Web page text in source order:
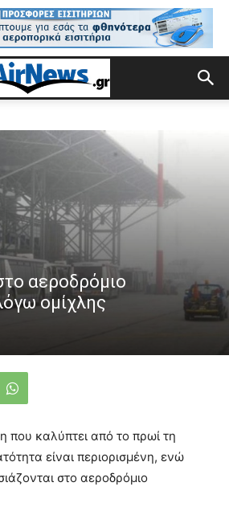
αεροδρόμιο
ομίχλης
που καλύπτει από το πρωί τη
είναι περιορισμένη, ενώ
στο αεροδρόμιο